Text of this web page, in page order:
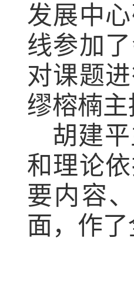
发展中
线参加
对课题
缪榕楠
胡建
和理论
要内容
面，作